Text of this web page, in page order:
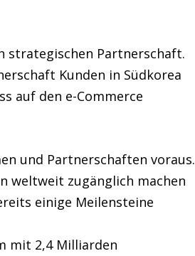
strategischen Partnerschaft.
Kunden in Südkorea
auf den e-Commerce
und Partnerschaften voraus.
weltweit zugänglich machen
einige Meilensteine
mit 2,4 Milliarden